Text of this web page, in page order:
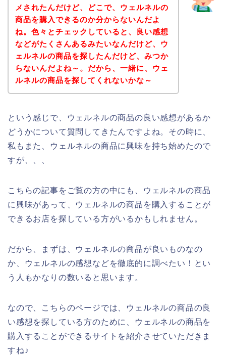
メされたんだけど、どこで、ウェルネルの
商品を購入できるのか分からないんだよ
ね。色々とチェックしていると、良い感想
などがたくさんあるみたいなんだけど、ウ
ェルネルの商品を探したんだけど、みつか
らないんだよね～。だから、一緒に、ウェ
ルネルの商品を探してくれないかな～
という感じで、ウェルネルの商品の良い感想があるか
どうかについて質問してきたんですよね。その時に、
私もまた、ウェルネルの商品に興味を持ち始めたので
すが、、、
こちらの記事をご覧の方の中にも、ウェルネルの商品
に興味があって、ウェルネルの商品を購入することが
できるお店を探している方がいるかもしれません。
だから、まずは、ウェルネルの商品が良いものなの
か、ウェルネルの感想などを徹底的に調べたい！とい
う人もかなりの数いると思います。
なので、こちらのページでは、ウェルネルの商品の良
い感想を探している方のために、ウェルネルの商品を
購入することができるサイトを紹介させていただきま
すね♪